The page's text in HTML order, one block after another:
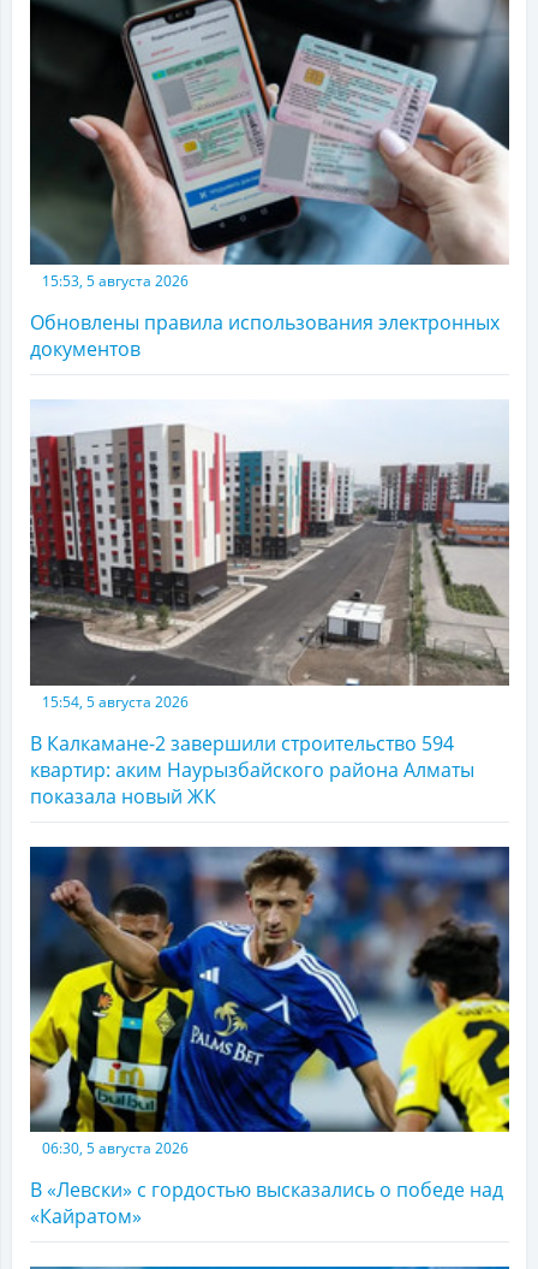
15:53, 5 августа 2026
Обновлены правила использования электронных
документов
15:54, 5 августа 2026
В Калкамане-2 завершили строительство 594
квартир: аким Наурызбайского района Алматы
показала новый ЖК
06:30, 5 августа 2026
В «Левски» с гордостью высказались о победе над
«Кайратом»